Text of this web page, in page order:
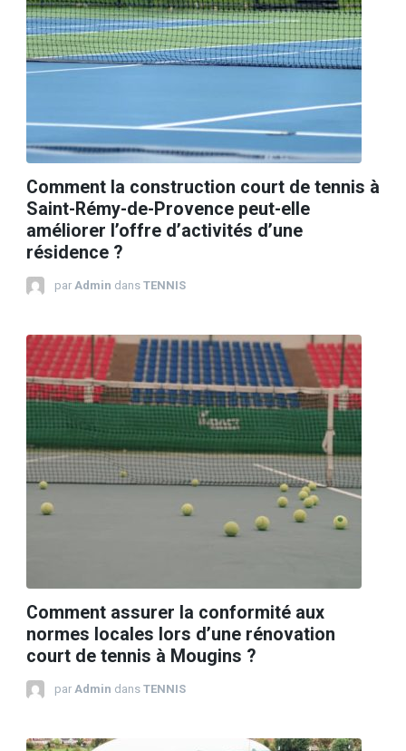
Comment la construction court de tennis à
Saint-Rémy-de-Provence peut-elle
améliorer l’offre d’activités d’une
résidence ?
par Admin dans TENNIS
Comment assurer la conformité aux
normes locales lors d’une rénovation
court de tennis à Mougins ?
par Admin dans TENNIS